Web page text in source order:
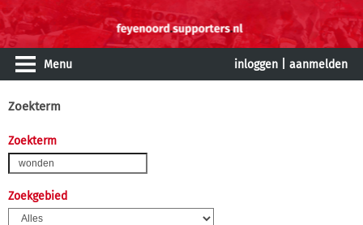
Menu inloggen aanmelden
Zoekterm
Zoekterm
Zoekgebied